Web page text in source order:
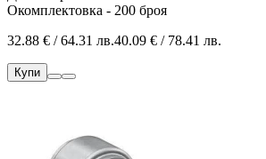
Окомплектовка - 200 броя
32.88 € / 64.31 лв.40.09 € / 78.41 лв.
Купи